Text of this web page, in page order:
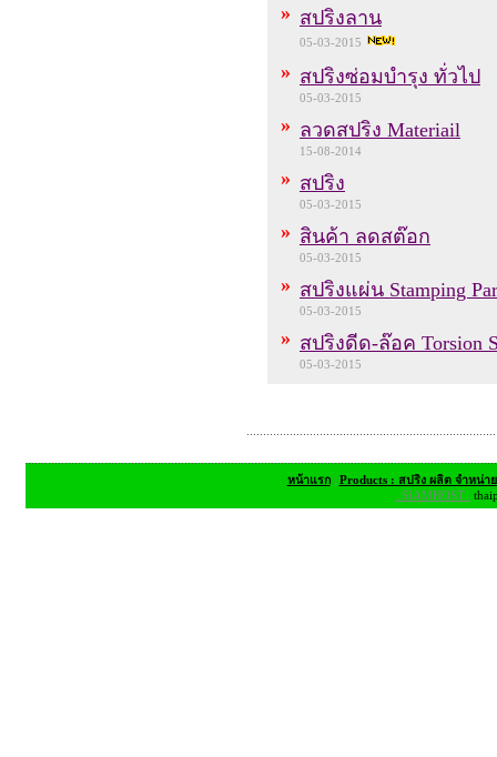
» สปริงลาน
05-03-2015
» สปริงซ่อมบำรุง ทั่วไป
05-03-2015
» ลวดสปริง Materiail
15-08-2014
» สปริง
05-03-2015
» สินค้า ลดสต๊อก
05-03-2015
» สปริงแผ่น Stamping
05-03-2015
» สปริงดีด-ล๊อค Torsion
05-03-2015
หน้าแรก| Products : สปริง ผลิต จำหน่า
..SIAMHOST..